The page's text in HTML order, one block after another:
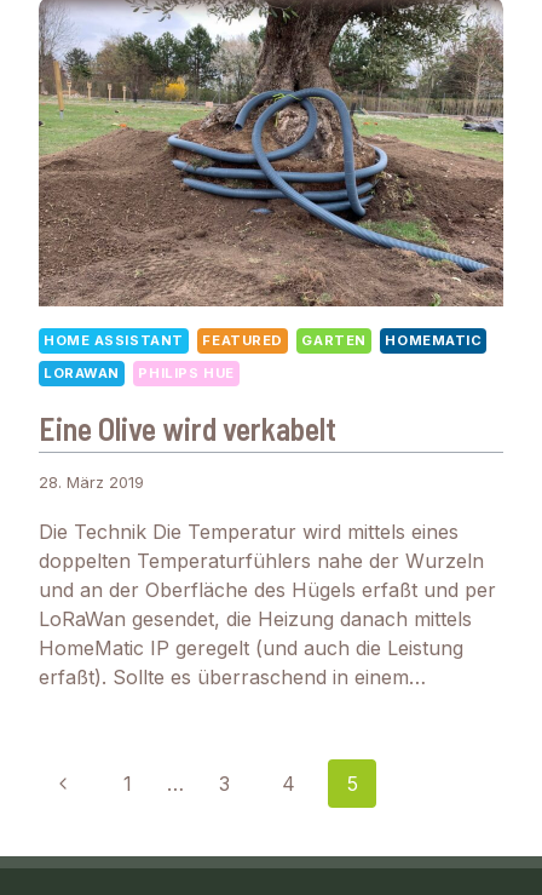
HOME ASSISTANT FEATURED GARTEN
HOMEMATIC
LORAWAN
PHILIPS HUE
Eine Olive wird verkabelt
28. März 2019
Die Technik Die Temperatur wird mittels eines
doppelten Temperaturfühlers nahe der Wurzeln
und an der Oberfläche des Hügels erfaßt und per
LoRaWan gesendet, die Heizung danach mittels
HomeMatic IP geregelt (und auch die Leistung
erfaßt). Sollte es überraschend in einem…
Seitennavigation
Vorherige
1 … 3 4 5